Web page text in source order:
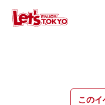
この